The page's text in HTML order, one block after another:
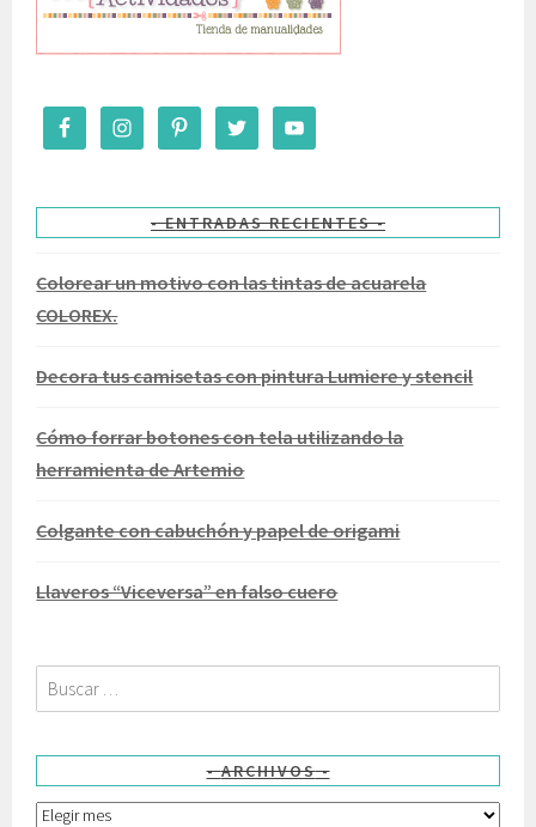
ENTRADAS RECIENTES
Colorear un motivo con las tintas de acuarela
COLOREX.
Decora tus camisetas con pintura Lumiere y stencil
Cómo forrar botones con tela utilizando la
herramienta de Artemio
Colgante con cabuchón y papel de origami
Llaveros “Viceversa” en falso cuero
Buscar:
ARCHIVOS
Archivos